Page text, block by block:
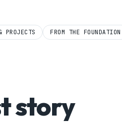
PROJECTS FROM THE FOUNDATION
story